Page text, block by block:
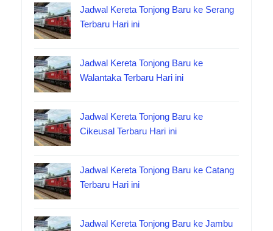
Jadwal Kereta Tonjong Baru ke Serang
Terbaru Hari ini
Jadwal Kereta Tonjong Baru ke
Walantaka Terbaru Hari ini
Jadwal Kereta Tonjong Baru ke
Cikeusal Terbaru Hari ini
Jadwal Kereta Tonjong Baru ke Catang
Terbaru Hari ini
Jadwal Kereta Tonjong Baru ke Jambu